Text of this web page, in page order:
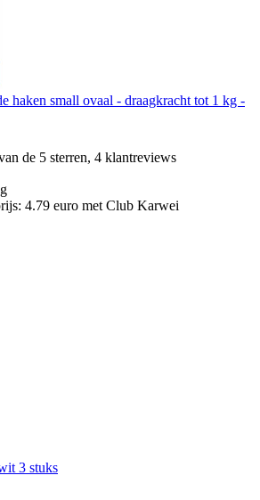
haken small ovaal - draagkracht tot 1 kg -
de 5 sterren, 4 klantreviews
4.79 euro met Club Karwei
3 stuks